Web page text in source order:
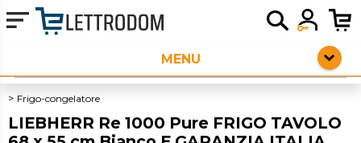
HOME PAGE
ELETTRODOMESTICI DA INCASSO
PICCOLI ELETTRODOMESTICI
Frigo-congelatore
LIEBHERR Re 1000 Pure FRIGO TAVOLO